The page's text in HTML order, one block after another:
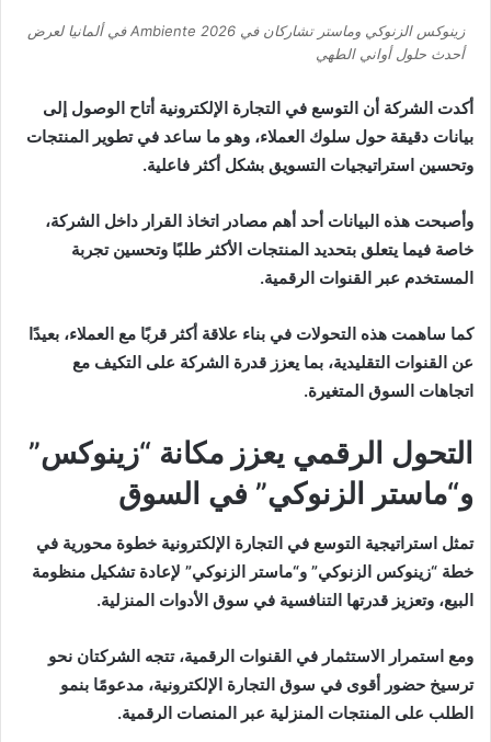
زينوكس الزنوكي وماستر تشاركان في Ambiente 2026 في ألمانيا لعرض
أحدث حلول أواني الطهي
أكدت الشركة أن التوسع في التجارة الإلكترونية أتاح الوصول إلى
بيانات دقيقة حول سلوك العملاء، وهو ما ساعد في تطوير المنتجات
وتحسين استراتيجيات التسويق بشكل أكثر فاعلية.
وأصبحت هذه البيانات أحد أهم مصادر اتخاذ القرار داخل الشركة،
خاصة فيما يتعلق بتحديد المنتجات الأكثر طلبًا وتحسين تجربة
المستخدم عبر القنوات الرقمية.
كما ساهمت هذه التحولات في بناء علاقة أكثر قربًا مع العملاء، بعيدًا
عن القنوات التقليدية، بما يعزز قدرة الشركة على التكيف مع
اتجاهات السوق المتغيرة.
التحول الرقمي يعزز مكانة “زينوكس”
و“ماستر الزنوكي” في السوق
تمثل استراتيجية التوسع في التجارة الإلكترونية خطوة محورية في
خطة “زينوكس الزنوكي” و“ماستر الزنوكي” لإعادة تشكيل منظومة
البيع، وتعزيز قدرتها التنافسية في سوق الأدوات المنزلية.
ومع استمرار الاستثمار في القنوات الرقمية، تتجه الشركتان نحو
ترسيخ حضور أقوى في سوق التجارة الإلكترونية، مدعومًا بنمو
الطلب على المنتجات المنزلية عبر المنصات الرقمية.